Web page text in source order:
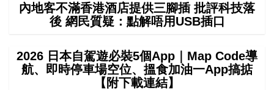
內地客不滿香港酒店提供三腳插 批評科技落
後 網民質疑：點解唔用USB插口
2026 日本自駕遊必裝5個App｜Map Code導
航、即時停車場空位、搵食加油一App搞掂
【附下載連結】